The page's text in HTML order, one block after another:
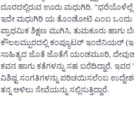
ದೂರದಲ್ಲಿರುವ ಊರು ಮಧುಗಿರಿ.
ಇದೇ ಮಧುಗಿರಿ ಯ ತೊಂಡೋಟಿ ಎಂಬ ಒಂದು
ಪ್ರಾಥಮಿಕ ಶಿಕ್ಷಣ ಮುಗಿಸಿ, ತುಮಕೂರು ಹಾಗು
ಕೌಲಲಮ್ಪುರದಲ್ಲಿ ಕಂಪ್ಯೂಟರ್ ಇಂಜಿನಿಯರ್
ಸಾಹಿತ್ಯದ ಜೊತೆ ಜೊತೆಗೆ ಯಂಡಮೂರಿ, ದೇವುಡು
ಕವನ ಹಾಗು ಕತೆಗಳನ್ನು ಸಹ ಬರೆದಿದ್ದಾರೆ.
ವಿಶಿಷ್ಟ ಸಂಗತಿಗಳನ್ನು ಪರಿಚಯಿಸಲೆಂಬ
ತನ್ನ ಅಳಿಲು ಸೇವೆಯನ್ನು ಸಲ್ಲಿಸುತ್ತಿದ್ದಾರೆ.